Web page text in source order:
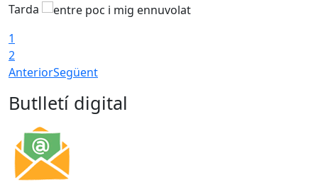
Tarda
1
2
AnteriorSegüent
Butlletí digital